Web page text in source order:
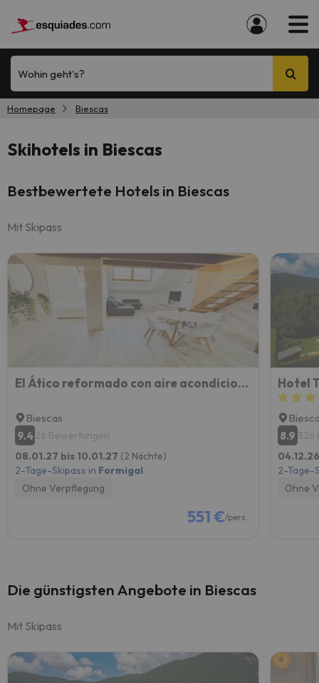
Wohin geht's?
Homepage Biescas
Skihotels in Biescas
Bestbewertete Hotels in Biescas
Mit Skipass
El Ático reformado con aire acondicionado en el centro, ascensor, garaje y WiFi
Biescas
9.426 Bewertungen
08.01.27 bis 10.01.27 (2 Nächte)
2-Tage-Skipass in Formigal
Ohne Verpflegung
551 €/pers.
Hotel
8.9 326
2-Tage-
Ohne
Die günstigsten Angebote in Biescas
Mit Skipass